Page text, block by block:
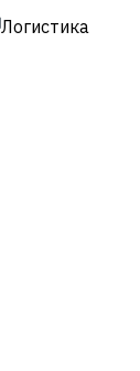
Логистика